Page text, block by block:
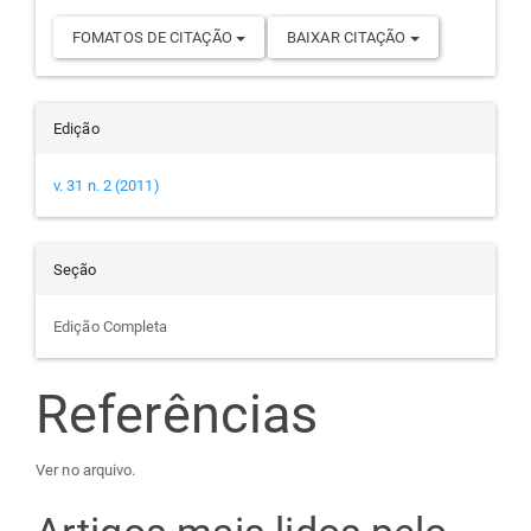
FOMATOS DE CITAÇÃO BAIXAR CITAÇÃO
Edição
v. 31 n. 2 (2011)
Seção
Edição Completa
Referências
Ver no arquivo.